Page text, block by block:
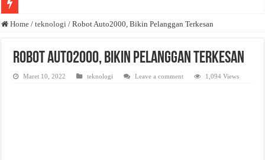
Anda butuh promosi usaha? Kontak ke Email redaksi@bisnisnasional.com
Dibutuhkan Marketing. Lamaran di-email ke redaksi@bisnisnasional.com
Home / teknologi / Robot Auto2000, Bikin Pelanggan Terkesan
Robot Auto2000, Bikin Pelanggan Terkesan
Maret 10, 2022 teknologi Leave a comment 1,094 Views